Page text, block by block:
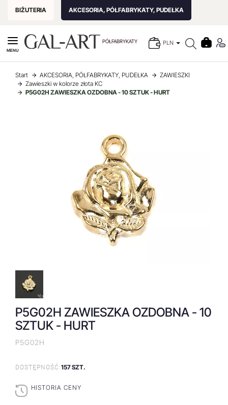
BIŻUTERIA AKCESORIA, PÓŁFABRYKATY, PUDEŁKA
PÓŁFABRYKATY PLN
MENU
Start AKCESORIA, PÓŁFABRYKATY, PUDEŁKA
ZAWIESZKI
Zawieszki w kolorze złota KC
P5G02H ZAWIESZKA OZDOBNA - 10 SZTUK - HURT
P5G02H ZAWIESZKA OZDOBNA - 10
SZTUK - HURT
P5G02H
DOSTĘPNOŚĆ:157 SZT.
HISTORIA CENY